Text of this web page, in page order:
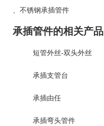
不锈钢承插管件
承插管件的相关产品
短管外丝-双头外丝
承插支管台
承插由任
承插弯头管件